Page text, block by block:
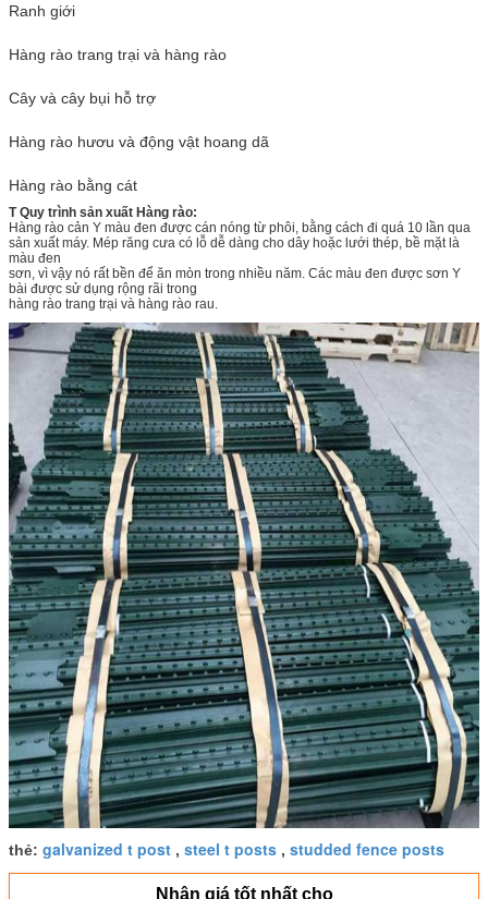
Ranh giới
Hàng rào trang trại và hàng rào
Cây và cây bụi hỗ trợ
Hàng rào hươu và động vật hoang dã
Hàng rào bằng cát
T Quy trình sản xuất Hàng rào:
Hàng rào cản Y màu đen được cán nóng từ phôi, bằng cách đi quá 10 lần qua
sản xuất máy. Mép răng cưa có lỗ dễ dàng cho dây hoặc lưới thép, bề mặt là
màu đen
sơn, vì vậy nó rất bền để ăn mòn trong nhiều năm. Các màu đen được sơn Y
bài được sử dụng rộng rãi trong
hàng rào trang trại và hàng rào rau.
thẻ: galvanized t post , steel t posts , studded fence posts
Nhận giá tốt nhất cho